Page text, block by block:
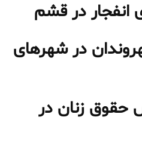
در قشم
در شهرهای
حقوق زنان در